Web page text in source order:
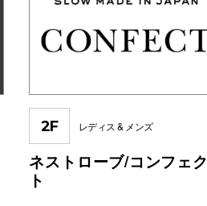
2F レディス & メンズ
ネストローブ/コンフェク
ト